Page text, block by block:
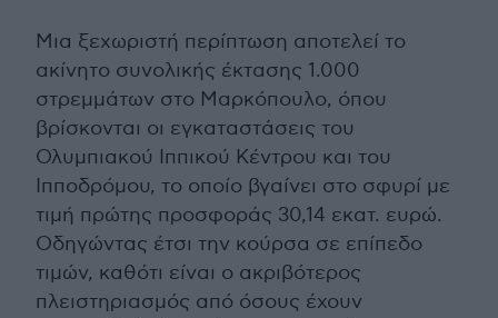
Μια ξεχωριστή περίπτωση αποτελεί το
ακίνητο συνολικής έκτασης 1.000
στρεμμάτων στο Μαρκόπουλο, όπου
βρίσκονται οι εγκαταστάσεις του
Ολυμπιακού Ιππικού Κέντρου και του
Ιπποδρόμου, το οποίο βγαίνει στο σφυρί με
τιμή πρώτης προσφοράς 30,14 εκατ. ευρώ.
Οδηγώντας έτσι την κούρσα σε επίπεδο
τιμών, καθότι είναι ο ακριβότερος
πλειστηριασμός από όσους έχουν